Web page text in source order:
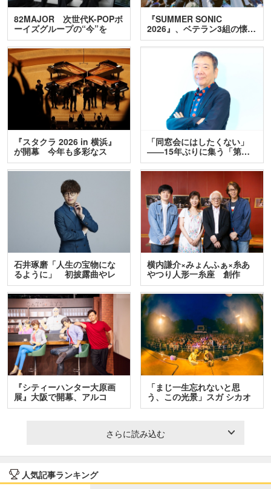
82MAJOR 次世代K-POPボ
ーイズグループの“今”を
訊…
『SUMMER SONIC
2026』、ベテラン3組の懐…
『スタクラ 2026 in 横浜』
が開幕 今年も多彩なス
テ…
「同窓会にはしたくない」
――15年ぶりに集う「第…
石井琢磨「人生の宝物にな
るように」 初披露曲やレ
ア…
横内謙介×みょんふぁ×糸あ
やつり人形一糸座 創作
人…
『シティーハンター大原画
展』大阪で開幕、アルコ
＆…
「まじ一生忘れないと思
う、この光景」スガ シカオ
と…
さらに読み込む
人気記事ランキング